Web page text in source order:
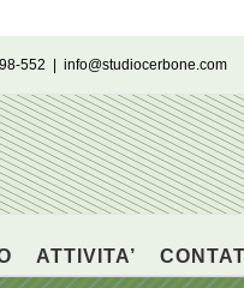
552 info@studiocerbone.com
ATTIVITA’